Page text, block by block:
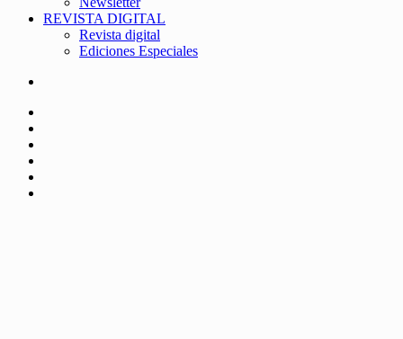
REVISTA DIGITAL
Revista digital
Ediciones Especiales